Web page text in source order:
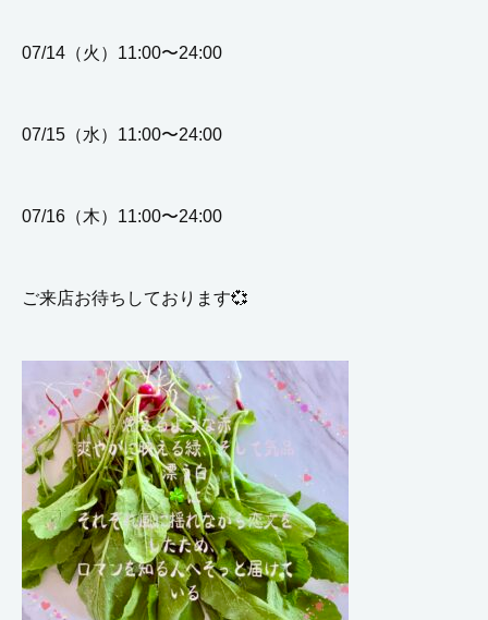
07/14（火）11:00〜24:00
07/15（水）11:00〜24:00
07/16（木）11:00〜24:00
ご来店お待ちしております💞